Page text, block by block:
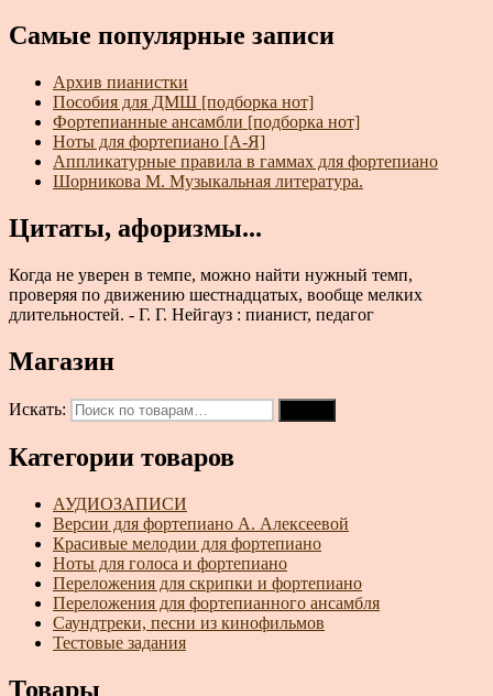
Самые популярные записи
Архив пианистки
Пособия для ДМШ [подборка нот]
Фортепианные ансамбли [подборка нот]
Ноты для фортепиано [А-Я]
Аппликатурные правила в гаммах для фортепиано
Шорникова М. Музыкальная литература.
Цитаты, афоризмы...
Когда не уверен в темпе, можно найти нужный темп,
проверяя по движению шестнадцатых, вообще мелких
длительностей. - Г. Г. Нейгауз : пианист, педагог
Магазин
Искать:
Категории товаров
АУДИОЗАПИСИ
Версии для фортепиано А. Алексеевой
Красивые мелодии для фортепиано
Ноты для голоса и фортепиано
Переложения для скрипки и фортепиано
Переложения для фортепианного ансамбля
Саундтреки, песни из кинофильмов
Тестовые задания
Товары